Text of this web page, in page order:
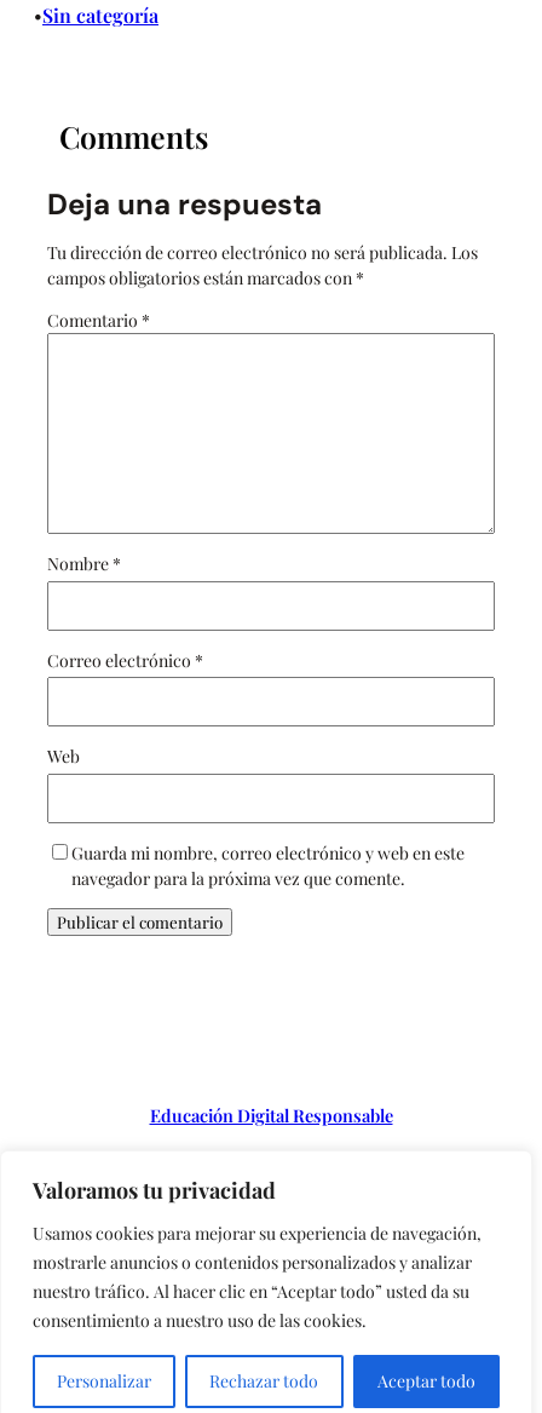
Valoramos tu privacidad
Usamos cookies para mejorar su experiencia de navegación,
mostrarle anuncios o contenidos personalizados y analizar
nuestro tráfico. Al hacer clic en “Aceptar todo” usted da su
consentimiento a nuestro uso de las cookies.
Personalizar Rechazar todo Aceptar todo
•Sin categoría
Comments
Deja una respuesta
Tu dirección de correo electrónico no será publicada. Los
campos obligatorios están marcados con *
Comentario *
Nombre *
Correo electrónico *
Web
Guarda mi nombre, correo electrónico y web en este
navegador para la próxima vez que comente.
Educación Digital Responsable
Instagram
Copyright © 2023 | Adolescencia libre de móvil